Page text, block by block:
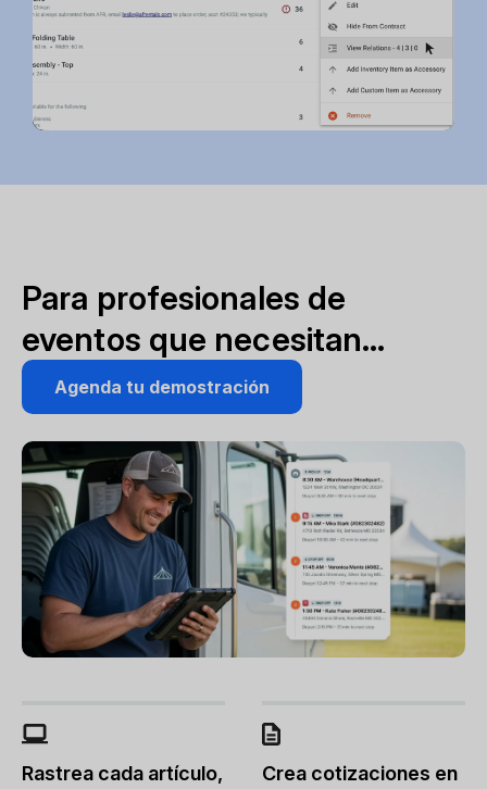
Para profesionales de
eventos que necesitan…
Agenda tu demostración
Rastrea cada artículo,
Crea cotizaciones en